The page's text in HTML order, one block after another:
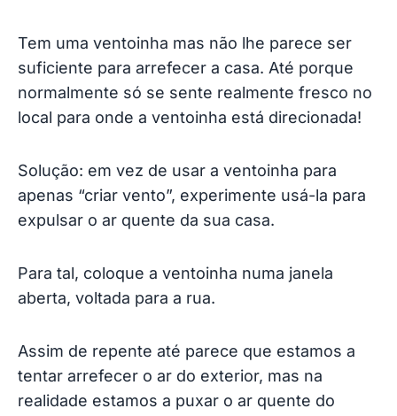
Tem uma ventoinha mas não lhe parece ser
suficiente para arrefecer a casa. Até porque
normalmente só se sente realmente fresco no
local para onde a ventoinha está direcionada!
Solução: em vez de usar a ventoinha para
apenas “criar vento”, experimente usá-la para
expulsar o ar quente da sua casa.
Para tal, coloque a ventoinha numa janela
aberta, voltada para a rua.
Assim de repente até parece que estamos a
tentar arrefecer o ar do exterior, mas na
realidade estamos a puxar o ar quente do